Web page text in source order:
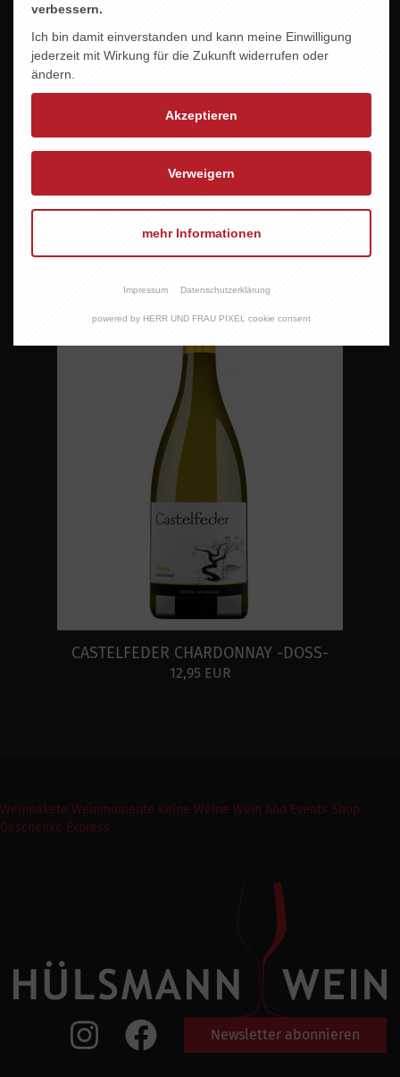
DOMAINE LA CROIX BELLE SYRAH
9,60 EUR
CASTELFEDER CHARDONNAY -DOSS-
12,95 EUR
Weinpakete Weinmomente Keine Weine Wein Abo Events Shop
Geschenke Express
Newsletter abonnieren
verbessern.
Ich bin damit einverstanden und kann meine Einwilligung
jederzeit mit Wirkung für die Zukunft widerrufen oder
ändern.
Akzeptieren
Verweigern
mehr Informationen
Impressum Datenschutzerklärung
powered by HERR UND FRAU PIXEL cookie consent